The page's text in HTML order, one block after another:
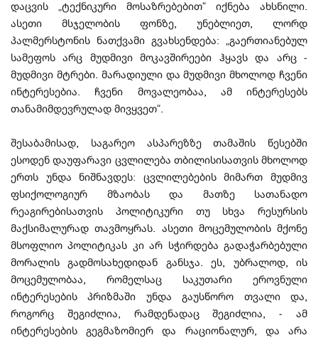
დაცვის „ტექნიკური მოსაზრებებით“ იქნება ახსნილი.
ასეთი მსჯელობის ფონზე, უნებლიეთ, ლორდ
პალმერსტონის ნათქვამი გვახსენდება: „გაერთიანებულ
სამეფოს არც მუდმივი მოკავშირეები ჰყავს და არც -
მუდმივი მტრები. მარადიული და მუდმივი მხოლოდ ჩვენი
ინტერესებია. ჩვენი მოვალეობაა, ამ ინტერესებს
თანამიმდევრულად მივყვეთ“.
შესაბამისად, საგარეო ასპარეზზე თამაშის წესებში
ესოდენ დაუფარავი ცვლილება თბილისისათვის მხოლოდ
ერთს უნდა ნიშნავდეს: ცვლილებების მიმართ მუდმივ
ფსიქოლოგიურ მზაობას და მათზე სათანადო
რეაგირებისათვის პოლიტიკური თუ სხვა რესურსის
მაქსიმალურად თავმოყრას. ასეთი მოცემულობის მქონე
მსოფლიო პოლიტიკას კი არ სჭირდება გადაჭარბებული
მორალის გადმოსახედიდან განსჯა. ეს, უბრალოდ, ის
მოცემულობაა, რომელსაც საკუთარი ეროვნული
ინტერესების პრიზმაში უნდა გაუსწორო თვალი და,
როგორც შეგიძლია, რამდენადაც შეგიძლია, - ამ
ინტერესების გეგმაზომიერ და რაციონალურ, და არა